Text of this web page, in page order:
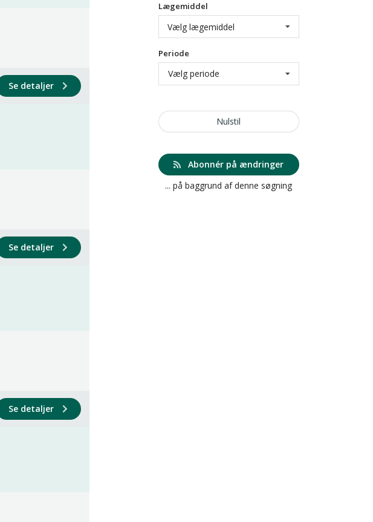
Se detaljer
Se detaljer
Se detaljer
Lægemiddel
Vælg lægemiddel
Periode
Vælg periode
Nulstil
Abonnér på ændringer
... på baggrund af denne søgning